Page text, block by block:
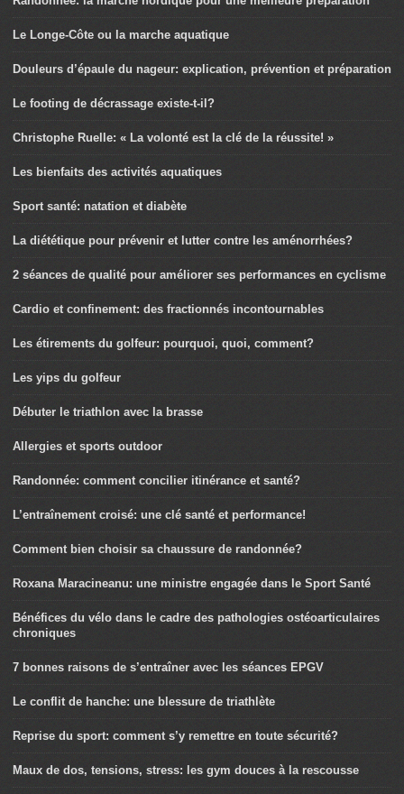
Le Longe-Côte ou la marche aquatique
Douleurs d’épaule du nageur: explication, prévention et préparation
Le footing de décrassage existe-t-il?
Christophe Ruelle: « La volonté est la clé de la réussite! »
Les bienfaits des activités aquatiques
Sport santé: natation et diabète
La diététique pour prévenir et lutter contre les aménorrhées?
2 séances de qualité pour améliorer ses performances en cyclisme
Cardio et confinement: des fractionnés incontournables
Les étirements du golfeur: pourquoi, quoi, comment?
Les yips du golfeur
Débuter le triathlon avec la brasse
Allergies et sports outdoor
Randonnée: comment concilier itinérance et santé?
L’entraînement croisé: une clé santé et performance!
Comment bien choisir sa chaussure de randonnée?
Roxana Maracineanu: une ministre engagée dans le Sport Santé
Bénéfices du vélo dans le cadre des pathologies ostéoarticulaires
chroniques
7 bonnes raisons de s’entraîner avec les séances EPGV
Le conflit de hanche: une blessure de triathlète
Reprise du sport: comment s’y remettre en toute sécurité?
Maux de dos, tensions, stress: les gym douces à la rescousse